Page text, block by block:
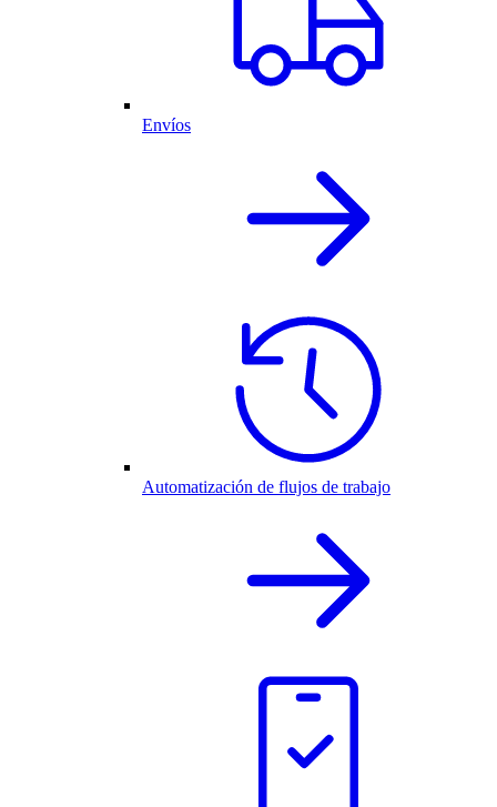
Envíos
Automatización de flujos de trabajo